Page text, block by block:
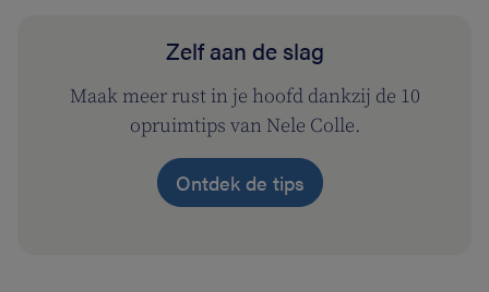
Zelf aan de slag
Maak meer rust in je hoofd dankzij de 10
opruimtips van Nele Colle.
Ontdek de tips